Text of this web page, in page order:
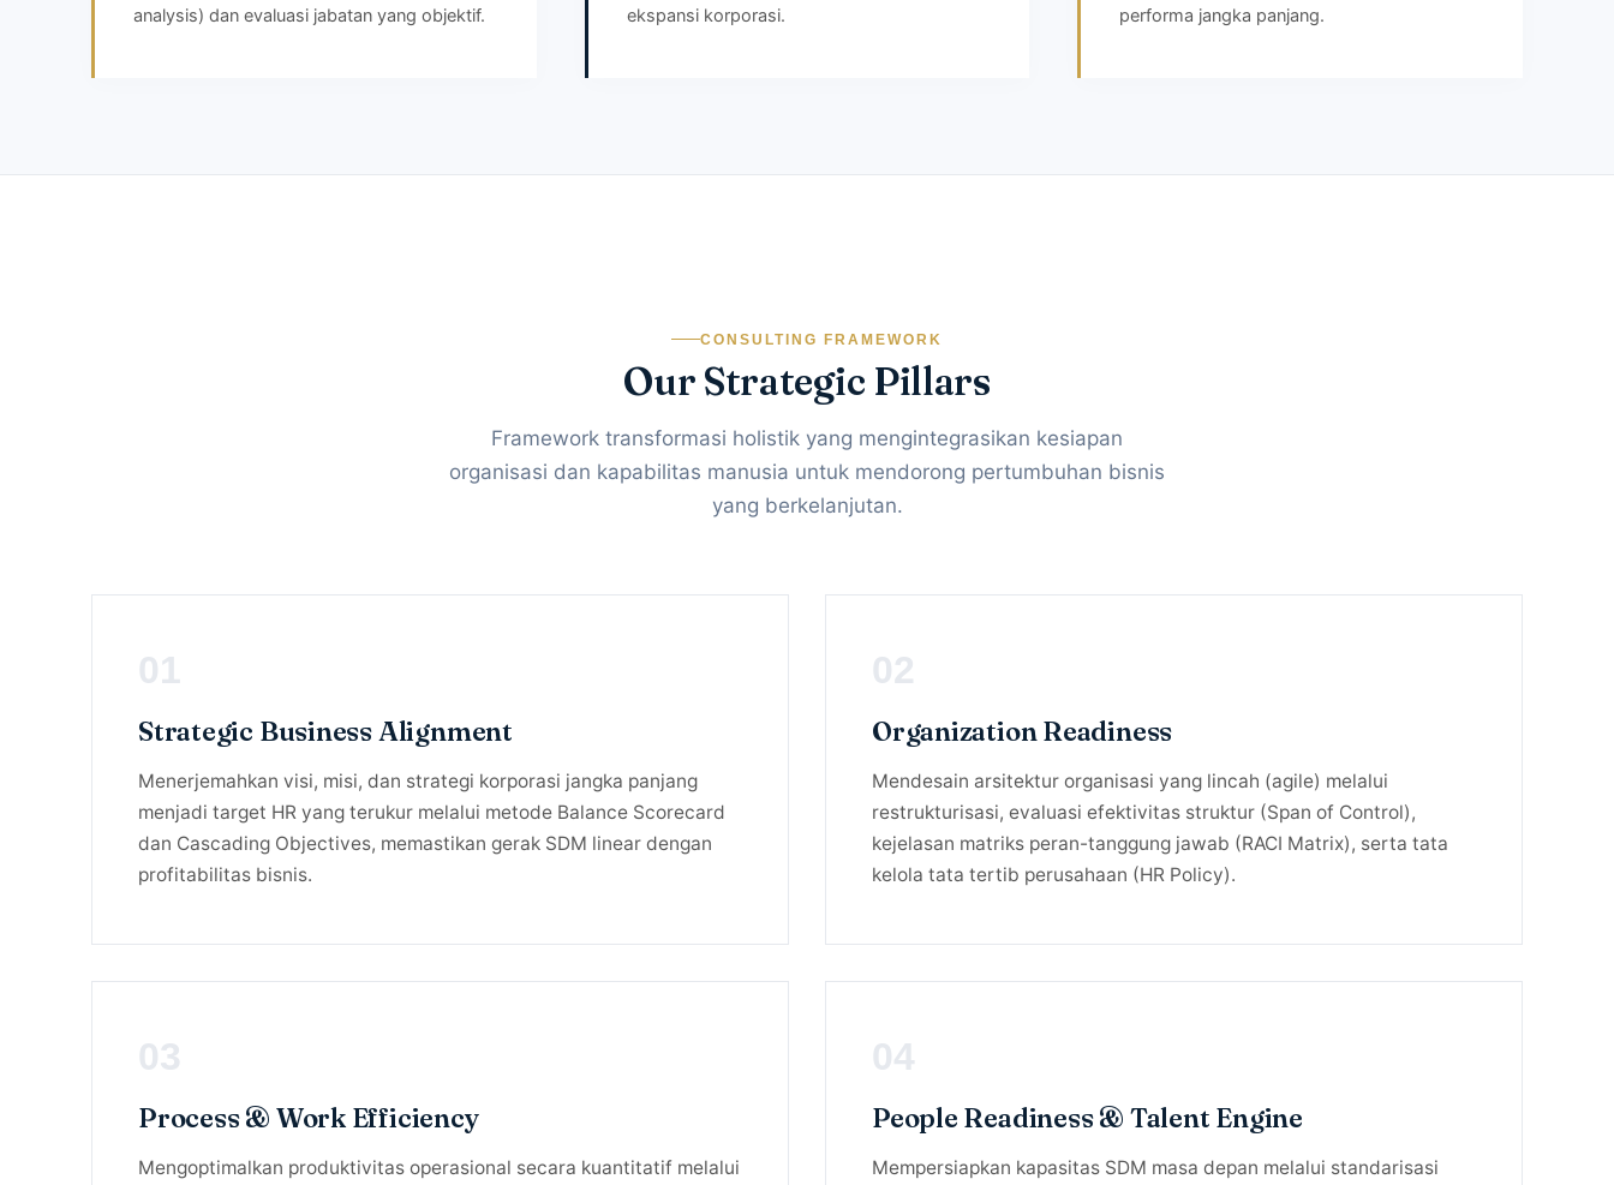
analysis) dan evaluasi jabatan yang objektif.
ekspansi korporasi.
performa jangka panjang.
CONSULTING FRAMEWORK
Our Strategic Pillars
Framework transformasi holistik yang mengintegrasikan kesiapan
organisasi dan kapabilitas manusia untuk mendorong pertumbuhan bisnis
yang berkelanjutan.
01
Strategic Business Alignment
Menerjemahkan visi, misi, dan strategi korporasi jangka panjang
menjadi target HR yang terukur melalui metode Balance Scorecard
dan Cascading Objectives, memastikan gerak SDM linear dengan
profitabilitas bisnis.
02
Organization Readiness
Mendesain arsitektur organisasi yang lincah (agile) melalui
restrukturisasi, evaluasi efektivitas struktur (Span of Control),
kejelasan matriks peran-tanggung jawab (RACI Matrix), serta tata
kelola tata tertib perusahaan (HR Policy).
03
Process & Work Efficiency
Mengoptimalkan produktivitas operasional secara kuantitatif melalui
04
People Readiness & Talent Engine
Mempersiapkan kapasitas SDM masa depan melalui standarisasi